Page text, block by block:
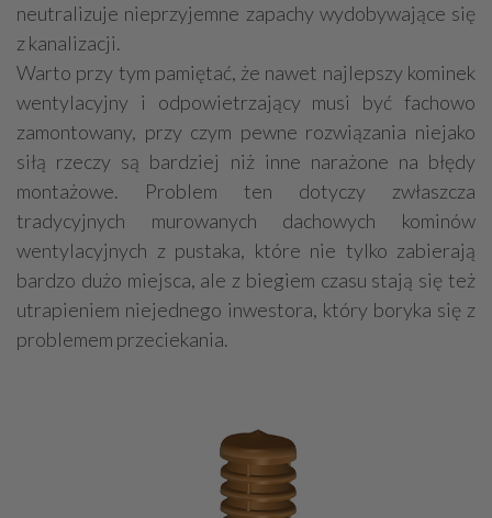
neutralizuje nieprzyjemne zapachy wydobywające się
z kanalizacji.
Warto przy tym pamiętać, że nawet najlepszy kominek
wentylacyjny i odpowietrzający musi być fachowo
zamontowany, przy czym pewne rozwiązania niejako
siłą rzeczy są bardziej niż inne narażone na błędy
montażowe. Problem ten dotyczy zwłaszcza
tradycyjnych murowanych dachowych kominów
wentylacyjnych z pustaka, które nie tylko zabierają
bardzo dużo miejsca, ale z biegiem czasu stają się też
utrapieniem niejednego inwestora, który boryka się z
problemem przeciekania.